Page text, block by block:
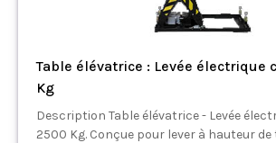
Table élévatrice : Levée électrique
Kg
Description Table élévatrice - Levée
2500 Kg. Conçue pour lever à hauteur